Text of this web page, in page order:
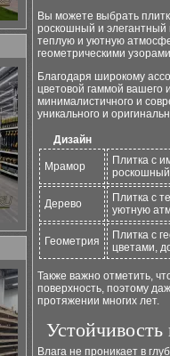
Вы можете выбрать
роскошный и элегантный
теплую и уютную
геометрическими
Благодаря широкому
цветовой гаммой вашего
минималистичного и
уникального и
Дизайн
Мрамор
Плитка с
Дерево
Плитка с
уютную
Геометрия
Плитка с
цветами,
Также важно отметить,
поверхность, поэтому
протяжении многих лет.
Влага не проникает в